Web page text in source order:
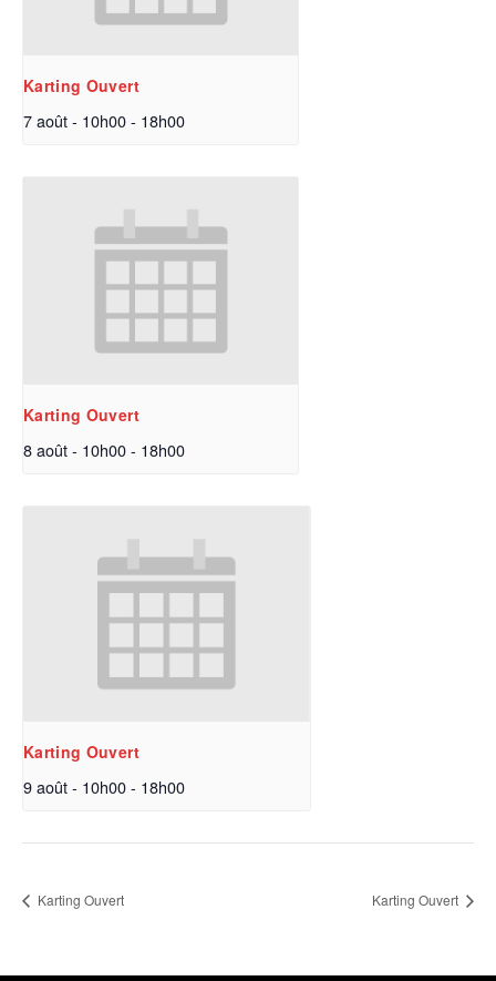
Karting Ouvert
7 août - 10h00- 18h00
Karting Ouvert
8 août - 10h00- 18h00
Karting Ouvert
9 août - 10h00- 18h00
Karting Ouvert Karting Ouvert